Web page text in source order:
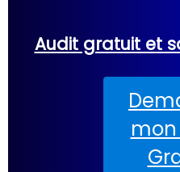
Audit gratuit et